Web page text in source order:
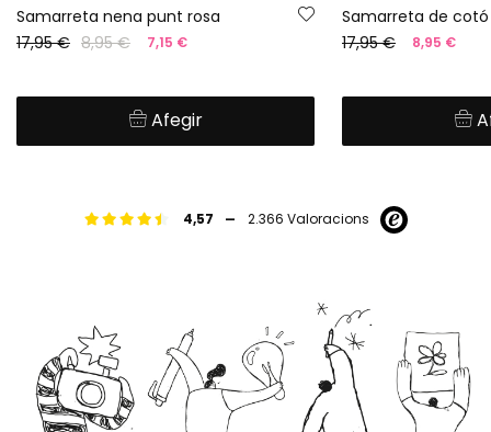
Samarreta nena punt rosa
17,95 € 8,95 € 7,15 €
Afegir
Samarreta de
17,95 €
8,95 €
4,57 - 2.366 Valoracions